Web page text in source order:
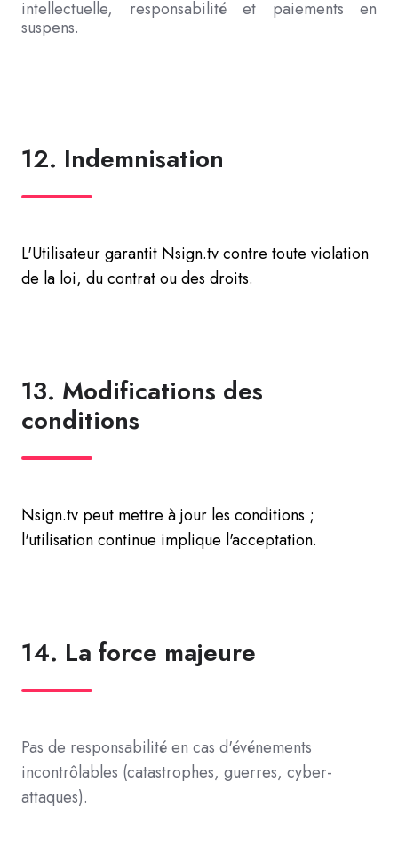
intellectuelle, responsabilité et paiements en
suspens.
12. Indemnisation
L'Utilisateur garantit Nsign.tv contre toute violation
de la loi, du contrat ou des droits.
13. Modifications des
conditions
Nsign.tv peut mettre à jour les conditions ;
l'utilisation continue implique l'acceptation.
14. La force majeure
Pas de responsabilité en cas d'événements
incontrôlables (catastrophes, guerres, cyber-
attaques).